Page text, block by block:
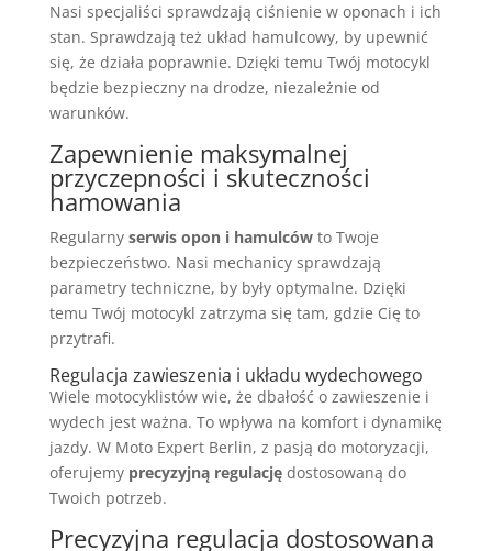
Nasi specjaliści sprawdzają ciśnienie w oponach i ich
stan. Sprawdzają też układ hamulcowy, by upewnić
się, że działa poprawnie. Dzięki temu Twój motocykl
będzie bezpieczny na drodze, niezależnie od
warunków.
Zapewnienie maksymalnej
przyczepności i skuteczności
hamowania
Regularny serwis opon i hamulcówto Twoje
bezpieczeństwo. Nasi mechanicy sprawdzają
parametry techniczne, by były optymalne. Dzięki
temu Twój motocykl zatrzyma się tam, gdzie Cię to
przytrafi.
Regulacja zawieszenia i układu wydechowego
Wiele motocyklistów wie, że dbałość o zawieszenie i
wydech jest ważna. To wpływa na komfort i dynamikę
jazdy. W Moto Expert Berlin, z pasją do motoryzacji,
oferujemy precyzyjną regulacjędostosowaną do
Twoich potrzeb.
Precyzyjna regulacja dostosowana